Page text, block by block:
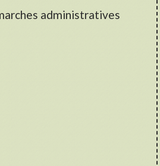
administratives